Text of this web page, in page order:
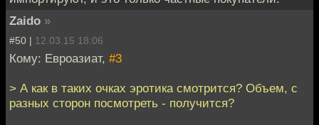
Zaido »
#50 | 12.03.15 18:06
Кому: Евроазиат, #3
> А как в таких очках эротика смотрится? Объем, с
разных сторон посмотреть - получится?